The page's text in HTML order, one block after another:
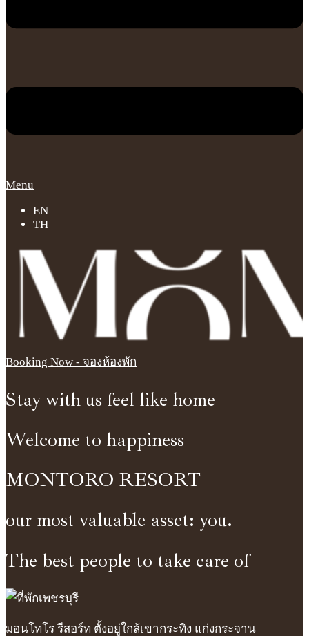
Menu
EN
TH
Booking Now - จองห้องพัก
Stay with us feel like home
Welcome to happiness
MONTORO RESORT
our most valuable asset: you.
The best people to take care of
มอนโทโร รีสอร์ท ตั้งอยู่ใกล้เขากระทิง แก่งกระจาน